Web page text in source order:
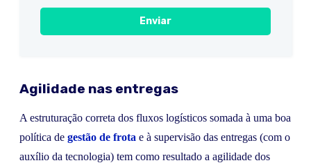
Agilidade nas entregas
A estruturação correta dos fluxos logísticos somada à uma boa
política de gestão de frota e à supervisão das entregas (com o
auxílio da tecnologia) tem como resultado a agilidade dos